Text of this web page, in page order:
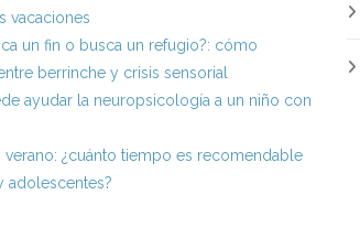
vacaciones
un fin o busca un refugio?: cómo
berrinche y crisis sensorial
ayudar la neuropsicología a un niño con
verano: ¿cuánto tiempo es recomendable
adolescentes?